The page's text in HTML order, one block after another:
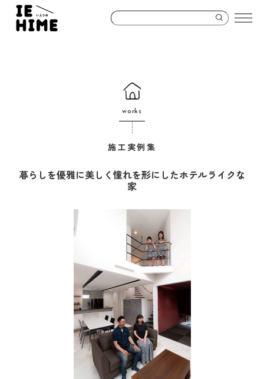
works
施工実例集
暮らしを優雅に美しく憧れを形にしたホテルライクな
家